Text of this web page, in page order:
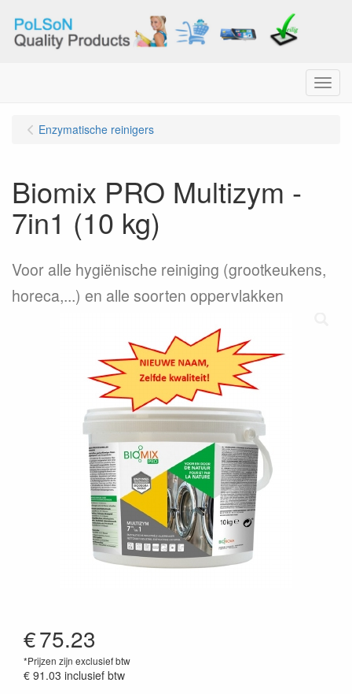
Menu
Enzymatische reinigers
Biomix PRO Multizym -
7in1 (10 kg)
Voor alle hygiënische reiniging (grootkeukens,
horeca,...) en alle soorten oppervlakken
€75.23
*Prijzen zijn exclusief btw
€ 91.03 inclusief btw